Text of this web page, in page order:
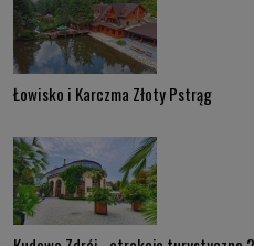
Łowisko i Karczma Złoty Pstrąg